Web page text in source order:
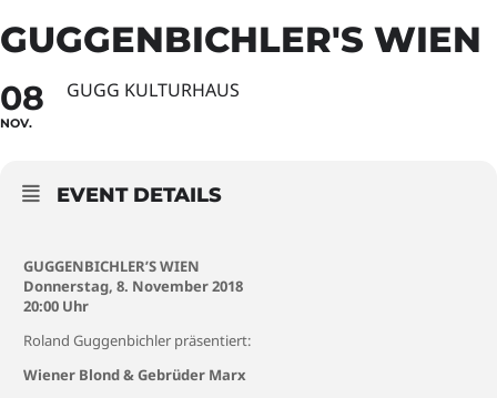
GUGGENBICHLER'S WIEN
08
NOV.
GUGG KULTURHAUS
EVENT DETAILS
GUGGENBICHLER’S WIEN
Donnerstag, 8. November 2018
20:00 Uhr
Roland Guggenbichler präsentiert:
Wiener Blond & Gebrüder Marx